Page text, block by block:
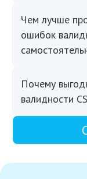
Чем лучше
ошибок
Почему
валидности